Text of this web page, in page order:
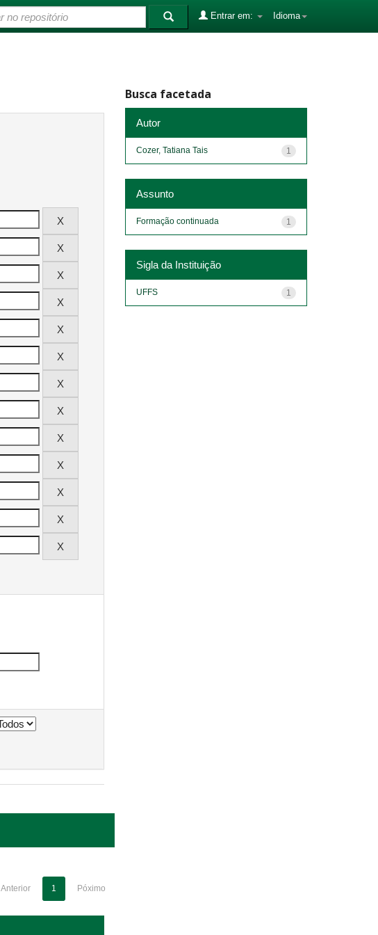
Idioma
Entrar em:
Anterior 1 Póximo
Busca facetada
Autor
1
Cozer, Tatiana Tais
Assunto
1
Formação continuada
Sigla da Instituição
1
UFFS